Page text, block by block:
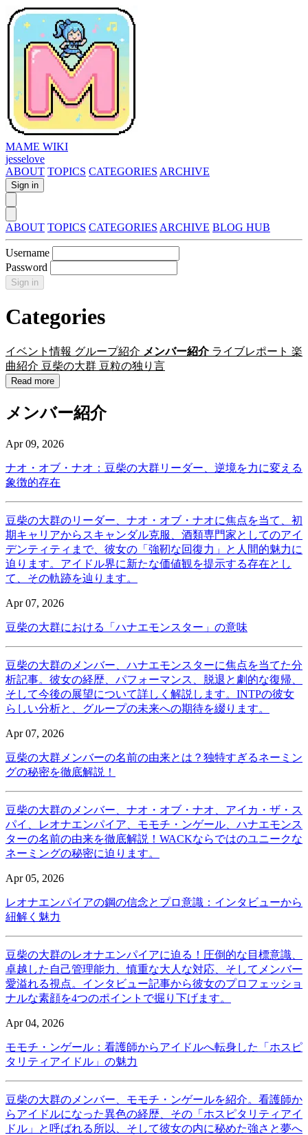
MAME WIKI
jesselove
ABOUT TOPICS CATEGORIES ARCHIVE
Sign in
ABOUT TOPICS CATEGORIES ARCHIVE BLOG HUB
Username
Password
Sign in
Categories
イベント情報 グループ紹介 メンバー紹介 ライブレポート 楽
曲紹介 豆柴の大群 豆粒の独り言
Read more
メンバー紹介
Apr 09, 2026
ナオ・オブ・ナオ：豆柴の大群リーダー、逆境を力に変える
象徴的存在
豆柴の大群のリーダー、ナオ・オブ・ナオに焦点を当て、初
期キャリアからスキャンダル克服、酒類専門家としてのアイ
デンティティまで、彼女の「強靭な回復力」と人間的魅力に
迫ります。アイドル界に新たな価値観を提示する存在とし
て、その軌跡を辿ります。
Apr 07, 2026
豆柴の大群における「ハナエモンスター」の意味
豆柴の大群のメンバー、ハナエモンスターに焦点を当てた分
析記事。彼女の経歴、パフォーマンス、脱退と劇的な復帰、
そして今後の展望について詳しく解説します。INTPの彼女
らしい分析と、グループの未来への期待を綴ります。
Apr 07, 2026
豆柴の大群メンバーの名前の由来とは？独特すぎるネーミン
グの秘密を徹底解説！
豆柴の大群のメンバー、ナオ・オブ・ナオ、アイカ・ザ・ス
パイ、レオナエンパイア、モモチ・ンゲール、ハナエモンス
ターの名前の由来を徹底解説！WACKならではのユニークな
ネーミングの秘密に迫ります。
Apr 05, 2026
レオナエンパイアの鋼の信念とプロ意識：インタビューから
紐解く魅力
豆柴の大群のレオナエンパイアに迫る！圧倒的な目標意識、
卓越した自己管理能力、慎重な大人な対応、そしてメンバー
愛溢れる視点。インタビュー記事から彼女のプロフェッショ
ナルな素顔を4つのポイントで掘り下げます。
Apr 04, 2026
モモチ・ンゲール：看護師からアイドルへ転身した「ホスピ
タリティアイドル」の魅力
豆柴の大群のメンバー、モモチ・ンゲールを紹介。看護師か
らアイドルになった異色の経歴、その「ホスピタリティアイ
ドル」と呼ばれる所以、そして彼女の内に秘めた強さと夢へ